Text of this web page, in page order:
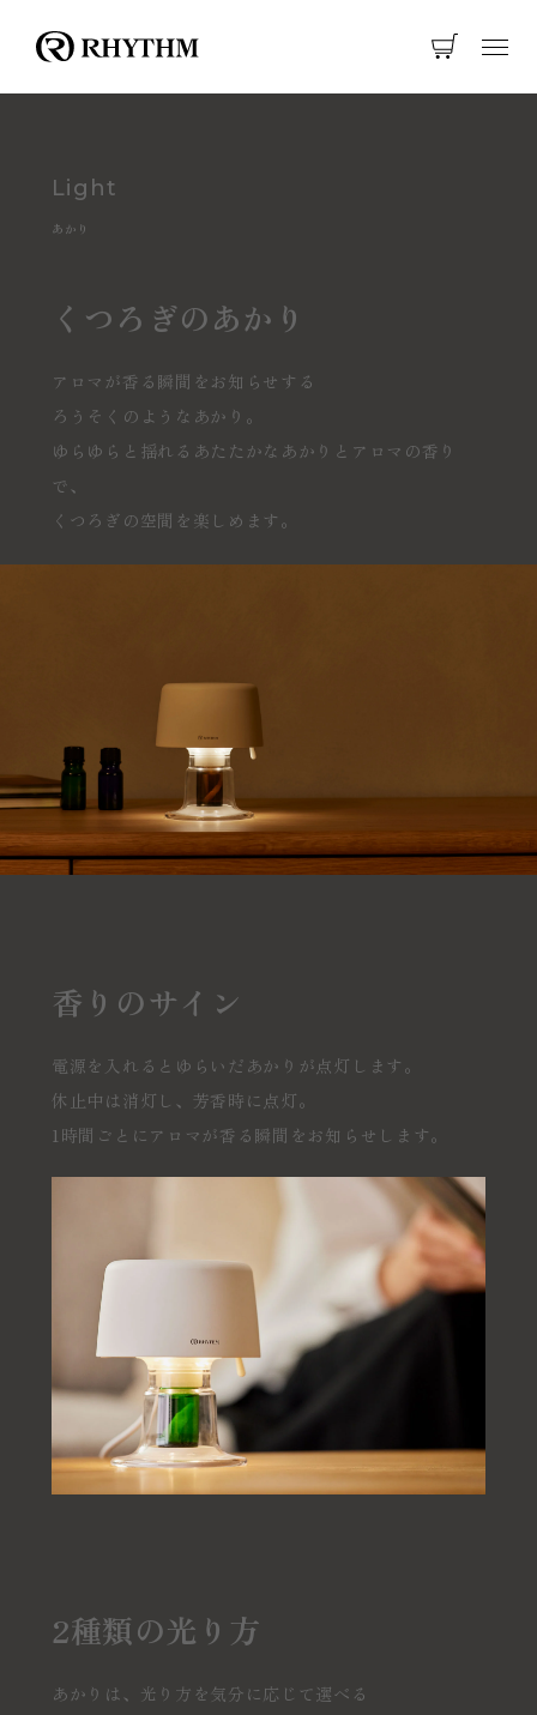
Light
あかり
くつろぎのあかり
アロマが香る瞬間をお知らせする
ろうそくのようなあかり。
ゆらゆらと揺れるあたたかなあかりとアロマの香り
で、
くつろぎの空間を楽しめます。
香りのサイン
電源を入れるとゆらいだあかりが点灯します。
休止中は消灯し、芳香時に点灯。
1時間ごとにアロマが香る瞬間をお知らせします。
2種類の光り方
あかりは、光り方を気分に応じて選べる